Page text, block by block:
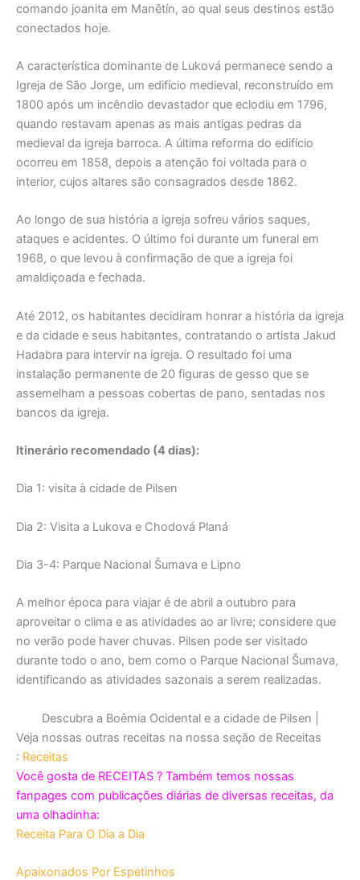
comando joanita em Manětín, ao qual seus destinos estão
conectados hoje.
A característica dominante de Luková permanece sendo a
Igreja de São Jorge, um edifício medieval, reconstruído em
1800 após um incêndio devastador que eclodiu em 1796,
quando restavam apenas as mais antigas pedras da
medieval da igreja barroca. A última reforma do edifício
ocorreu em 1858, depois a atenção foi voltada para o
interior, cujos altares são consagrados desde 1862.
Ao longo de sua história a igreja sofreu vários saques,
ataques e acidentes. O último foi durante um funeral em
1968, o que levou à confirmação de que a igreja foi
amaldiçoada e fechada.
Até 2012, os habitantes decidiram honrar a história da igreja
e da cidade e seus habitantes, contratando o artista Jakud
Hadabra para intervir na igreja. O resultado foi uma
instalação permanente de 20 figuras de gesso que se
assemelham a pessoas cobertas de pano, sentadas nos
bancos da igreja.
Itinerário recomendado (4 dias):
Dia 1: visita à cidade de Pilsen
Dia 2: Visita a Lukova e Chodová Planá
Dia 3-4: Parque Nacional Šumava e Lipno
A melhor época para viajar é de abril a outubro para
aproveitar o clima e as atividades ao ar livre; considere que
no verão pode haver chuvas. Pilsen pode ser visitado
durante todo o ano, bem como o Parque Nacional Šumava,
identificando as atividades sazonais a serem realizadas.
Descubra a Boêmia Ocidental e a cidade de Pilsen |
Veja nossas outras receitas na nossa seção de Receitas
: Receitas
Você gosta de RECEITAS ? Também temos nossas
fanpages com publicações diárias de diversas receitas, da
uma olhadinha:
Receita Para O Dia a Dia
Apaixonados Por Espetinhos